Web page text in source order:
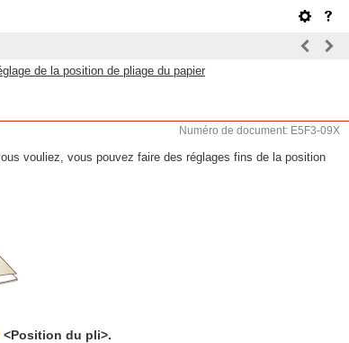
de la position de pliage du papier
Numéro de document: E5F3-09X
vouliez, vous pouvez faire des réglages fins de la position
<Position du pli>.